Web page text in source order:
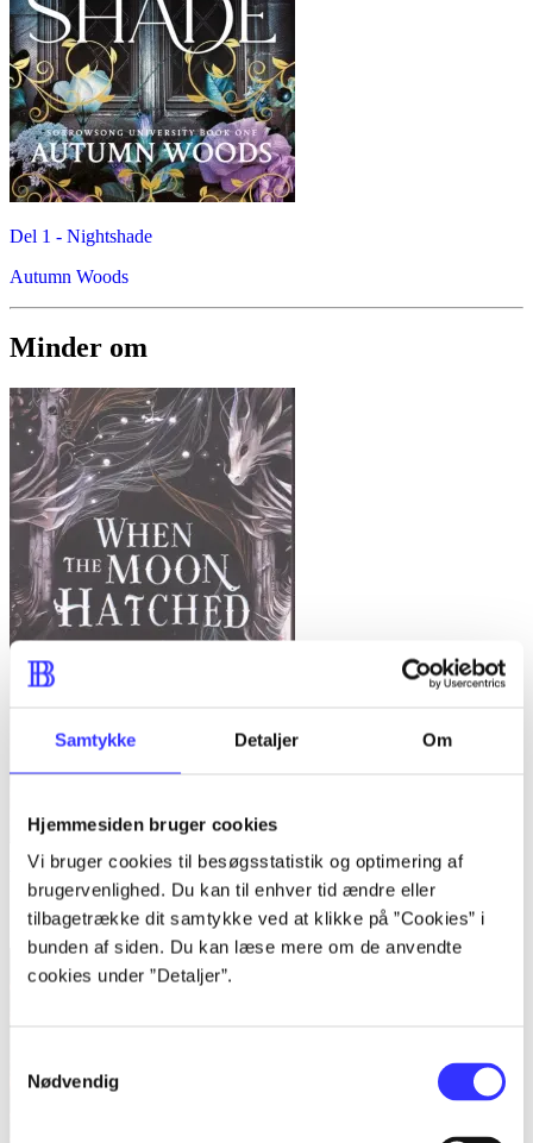
Samtykke Detaljer Om
Hjemmesiden bruger cookies
Vi bruger cookies til besøgsstatistik og optimering af
brugervenlighed. Du kan til enhver tid ændre eller
tilbagetrække dit samtykke ved at klikke på ”Cookies” i
bunden af siden. Du kan læse mere om de anvendte
cookies under ”Detaljer”.
Nødvendig
Del 1 - Nightshade
Autumn Woods
Minder om
When the moon hatched
Sarah A. Parker